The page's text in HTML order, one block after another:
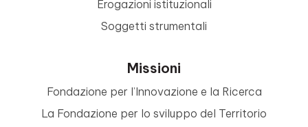
Erogazioni istituzionali
Soggetti strumentali
Missioni
Fondazione per l’Innovazione e la Ricerca
La Fondazione per lo sviluppo del Territorio